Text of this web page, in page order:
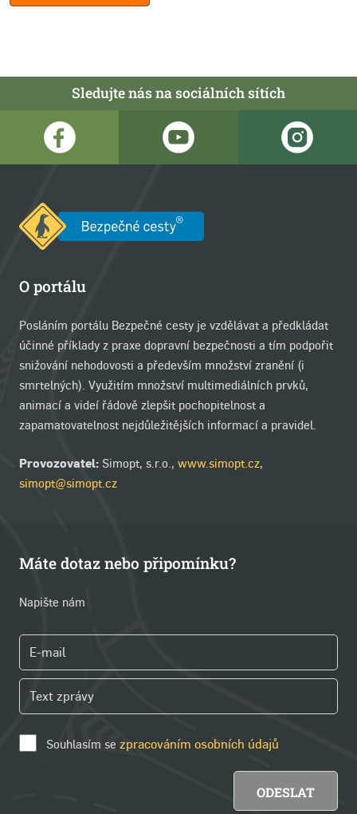
Sledujte nás na sociálních sítích
O portálu
Posláním portálu Bezpečné cesty je vzdělávat a předkládat
účinné příklady z praxe dopravní bezpečnosti a tím podpořit
snižování nehodovosti a především množství zranění (i
smrtelných). Využitím množství multimediálních prvků,
animací a videí řádově zlepšit pochopitelnost a
zapamatovatelnost nejdůležitějších informací a pravidel.
Provozovatel: Simopt, s.r.o., www.simopt.cz,
simopt@simopt.cz
Máte dotaz nebo připomínku?
Napište nám
Souhlasím se zpracováním osobních údajů